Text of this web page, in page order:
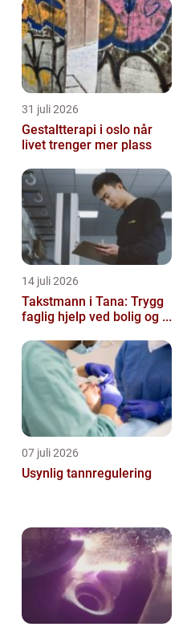
31 juli 2026
Gestaltterapi i oslo når
livet trenger mer plass
14 juli 2026
Takstmann i Tana: Trygg
faglig hjelp ved bolig og ...
07 juli 2026
Usynlig tannregulering